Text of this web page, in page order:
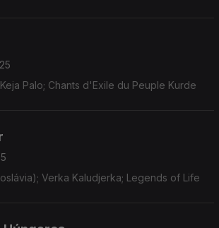
Palo; Chants d'Exile du Peuple Kurde
Verka Kaludjerka; Legends of Life